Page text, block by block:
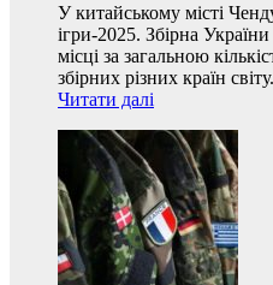
У китайському місті
ігри-2025. Збірна
місці за загальною
збірних різних країн світу.
Читати далі